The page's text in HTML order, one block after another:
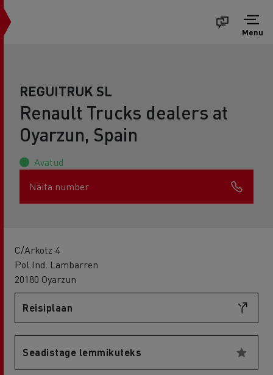
Menu
REGUITRUK SL
Renault Trucks dealers at
Oyarzun, Spain
Avatud
Näita number
C/Arkotz 4
Pol.Ind. Lambarren
20180 Oyarzun
Reisiplaan
Seadistage lemmikuteks